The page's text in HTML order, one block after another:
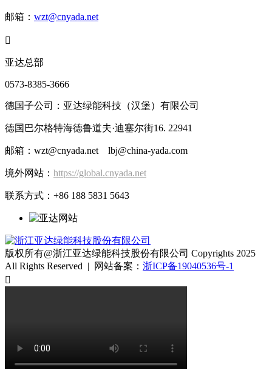
邮箱： wzt@cnyada.net

亚达总部
0573-8385-3666
德国子公司：亚达绿能科技（汉堡）有限公司
德国巴尔格特海德鲁道夫·迪塞尔街16. 22941
邮箱：wzt@cnyada.net lbj@china-yada.com
境外网站： https://global.cnyada.net
联系方式：+86 188 5831 5643
版权所有@浙江亚达绿能科技股份有限公司 Copyrights 2025
All Rights Reserved | 网站备案： 浙ICP备19040536号-1
